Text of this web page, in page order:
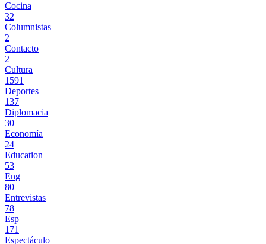
Cocina
32
Columnistas
2
Contacto
2
Cultura
1591
Deportes
137
Diplomacia
30
Economía
24
Education
53
Eng
80
Entrevistas
78
Esp
171
Espectáculo